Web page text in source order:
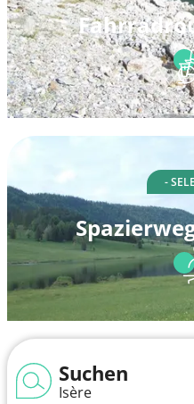
-
Suchen
Isère